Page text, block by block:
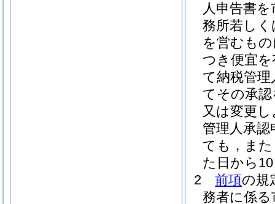
人申告書
務所若し
を営むも
つき便宜
て納税管
てその承
又は変更
管理人承
ても，ま
た日から
2
前項の規
務者に係